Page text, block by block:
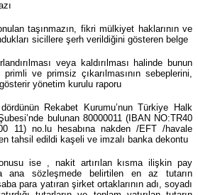
taşınmazın, fikri mülkiyet haklarının ve
sicillere şerh verildiğini gösteren belge
veya kaldırılması halinde bunun
ve primsiz çıkarılmasının sebeplerini,
yönetim kurulu raporu
Rekabet Kurumu’nun Türkiye Halk
bulunan 80000011 (IBAN NO:TR40
11) no.lu hesabına nakden /EFT /havale
tahsil edildi kaşeli ve imzalı banka dekontu
ise , nakit artırılan kısma ilişkin pay
ana sözleşmede belirtilen en az tutarın
para yatıran şirket ortaklarının adı, soyadı